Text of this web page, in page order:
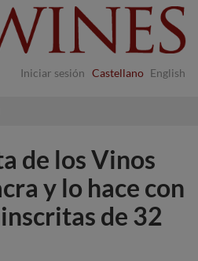
Iniciar sesión Castellano English
de los Vinos
y lo hace con
de 32